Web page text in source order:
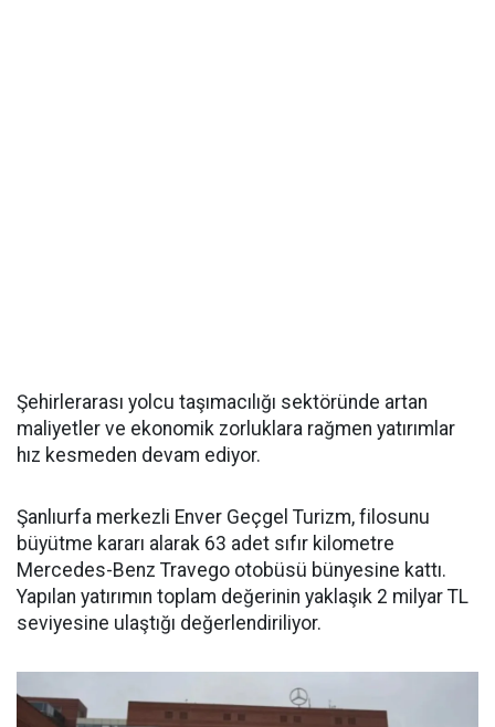
Şehirlerarası yolcu taşımacılığı sektöründe artan
maliyetler ve ekonomik zorluklara rağmen yatırımlar
hız kesmeden devam ediyor.
Şanlıurfa merkezli Enver Geçgel Turizm, filosunu
büyütme kararı alarak 63 adet sıfır kilometre
Mercedes-Benz Travego otobüsü bünyesine kattı.
Yapılan yatırımın toplam değerinin yaklaşık 2 milyar TL
seviyesine ulaştığı değerlendiriliyor.